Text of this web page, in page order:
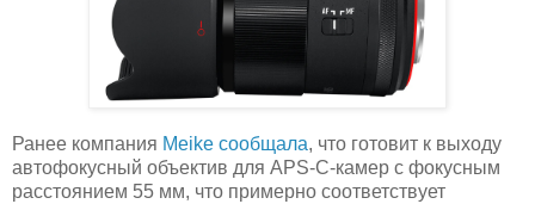
Ранее компания Meike сообщала, что готовит к выходу
автофокусный объектив для APS-C-камер с фокусным
расстоянием 55 мм, что примерно соответствует